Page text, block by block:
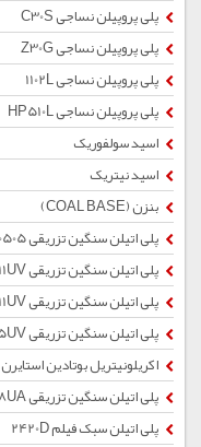
پلی پروپیلن نساجی C30S
پلی پروپیلن نساجی Z30G
پلی پروپیلن نساجی 1102L
پلی پروپیلن نساجی HP510L
اسید سولفوریک
اسید نیتریک
بنزن (COAL BASE)
پلی اتیلن سنگین تزریقی 60505
پلی اتیلن سنگین تزریقی 52511UV
پلی اتیلن سنگین تزریقی 60511UV
پلی اتیلن سنگین تزریقی 52505UV
اکریلونیتریل بوتادین استایرن 0150
پلی اتیلن سنگین تزریقی 5218UA
پلی اتیلن سبک فیلم 2420D